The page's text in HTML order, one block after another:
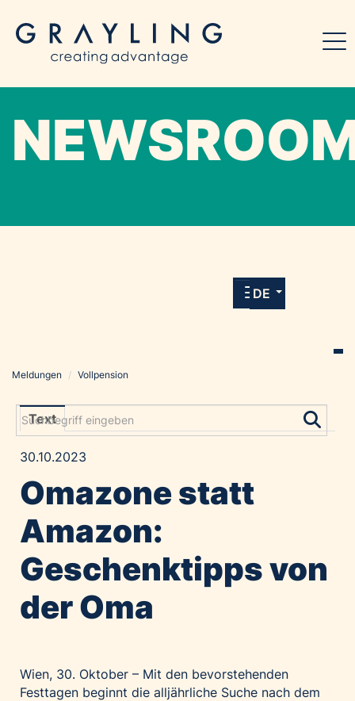
allen Meldungen und Downloads unserer
DE
Grayling Agentur
Alawyer
Amadeus Austrian Music Awards
Constantia Flexibles
Costa Kreuzfahrten
Emirates
GE HealthCare
Meldungen / Vollpension
Text
30.10.2023
Omazone statt
Amazon:
Geschenktipps von
der Oma
Wien, 30. Oktober – Mit den bevorstehenden
Festtagen beginnt die alljährliche Suche nach dem